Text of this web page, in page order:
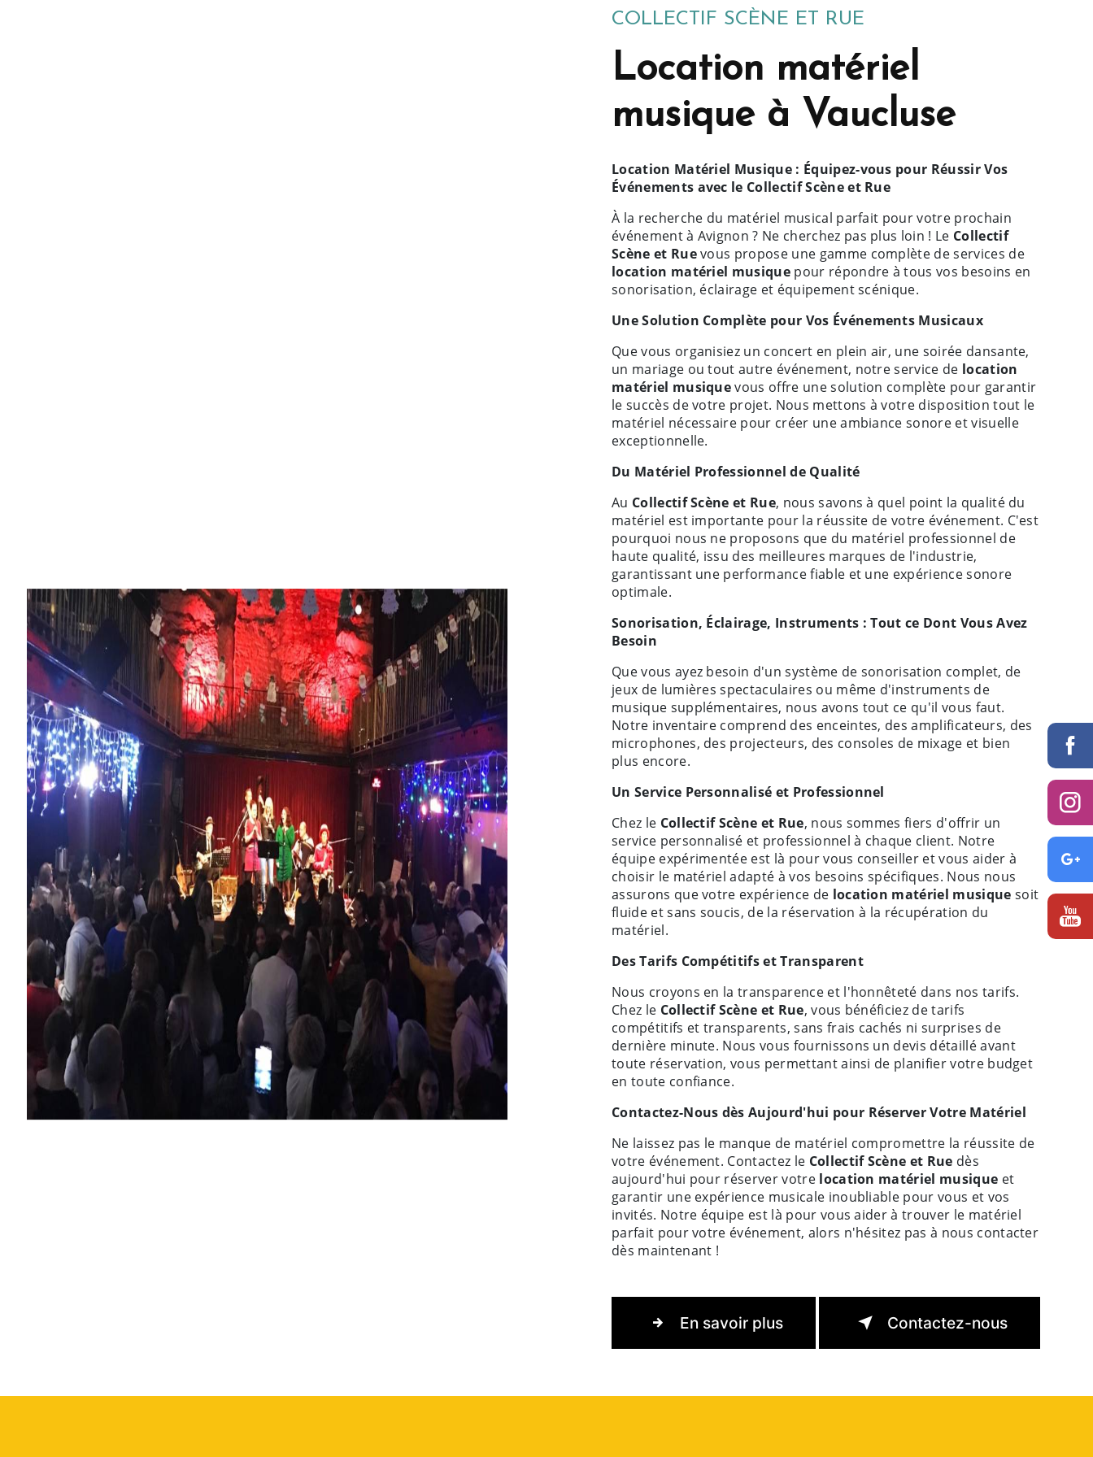
COLLECTIF SCÈNE ET RUE
Location matériel
musique à Vaucluse
Location Matériel Musique : Équipez-vous pour Réussir Vos
Événements avec le Collectif Scène et Rue
À la recherche du matériel musical parfait pour votre prochain
événement à Avignon ? Ne cherchez pas plus loin ! Le Collectif
Scène et Ruevous propose une gamme complète de services de
location matériel musique pour répondre à tous vos besoins en
sonorisation, éclairage et équipement scénique.
Une Solution Complète pour Vos Événements Musicaux
Que vous organisiez un concert en plein air, une soirée dansante,
un mariage ou tout autre événement, notre service de location
matériel musiquevous offre une solution complète pour garantir
le succès de votre projet. Nous mettons à votre disposition tout le
matériel nécessaire pour créer une ambiance sonore et visuelle
exceptionnelle.
Du Matériel Professionnel de Qualité
Au Collectif Scène et Rue, nous savons à quel point la qualité du
matériel est importante pour la réussite de votre événement. C'est
pourquoi nous ne proposons que du matériel professionnel de
haute qualité, issu des meilleures marques de l'industrie,
garantissant une performance fiable et une expérience sonore
optimale.
Sonorisation, Éclairage, Instruments : Tout ce Dont Vous Avez
Besoin
Que vous ayez besoin d'un système de sonorisation complet, de
jeux de lumières spectaculaires ou même d'instruments de
musique supplémentaires, nous avons tout ce qu'il vous faut.
Notre inventaire comprend des enceintes, des amplificateurs, des
microphones, des projecteurs, des consoles de mixage et bien
plus encore.
Un Service Personnalisé et Professionnel
Chez le Collectif Scène et Rue, nous sommes fiers d'offrir un
service personnalisé et professionnel à chaque client. Notre
équipe expérimentée est là pour vous conseiller et vous aider à
choisir le matériel adapté à vos besoins spécifiques. Nous nous
assurons que votre expérience de location matériel musique soit
fluide et sans soucis, de la réservation à la récupération du
matériel.
Des Tarifs Compétitifs et Transparent
Nous croyons en la transparence et l'honnêteté dans nos tarifs.
Chez le Collectif Scène et Rue, vous bénéficiez de tarifs
compétitifs et transparents, sans frais cachés ni surprises de
dernière minute. Nous vous fournissons un devis détaillé avant
toute réservation, vous permettant ainsi de planifier votre budget
en toute confiance.
Contactez-Nous dès Aujourd'hui pour Réserver Votre Matériel
Ne laissez pas le manque de matériel compromettre la réussite de
votre événement. Contactez le Collectif Scène et Rue dès
aujourd'hui pour réserver votre location matériel musique et
garantir une expérience musicale inoubliable pour vous et vos
invités. Notre équipe est là pour vous aider à trouver le matériel
parfait pour votre événement, alors n'hésitez pas à nous contacter
dès maintenant !
En savoir plus Contactez-nous